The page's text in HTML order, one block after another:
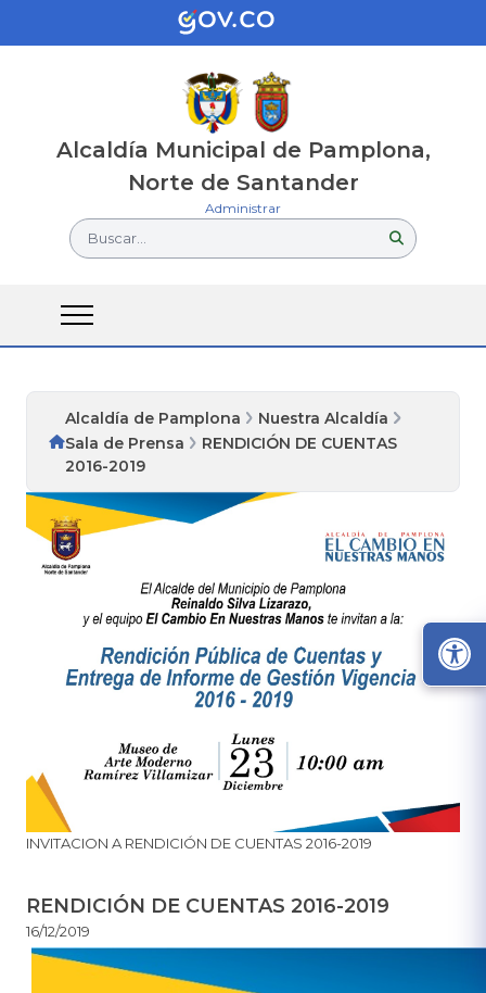
Alcaldía Municipal de Pamplona,
Norte de Santander
Administrar
Buscar...
Alcaldía de Pamplona
Nuestra Alcaldía
Sala de Prensa
RENDICIÓN DE CUENTAS
2016-2019
​INVITACION A RENDICIÓN DE CUENTAS 2016-2019
RENDICIÓN DE CUENTAS 2016-2019
16/12/2019